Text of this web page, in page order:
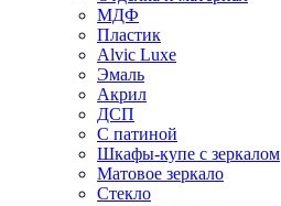
МДФ
Пластик
Alvic Luxe
Эмаль
Акрил
ДСП
С патиной
Шкафы-купе с зеркалом
Матовое зеркало
Стекло